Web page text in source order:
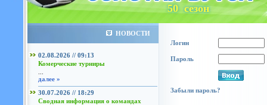
50 сезон
НОВОСТИ
02.08.2026 // 09:13
Комерческие турниры
далее »
30.07.2026 // 18:29
Сводная информация о командах
Логин
Пароль
Забыли пароль?